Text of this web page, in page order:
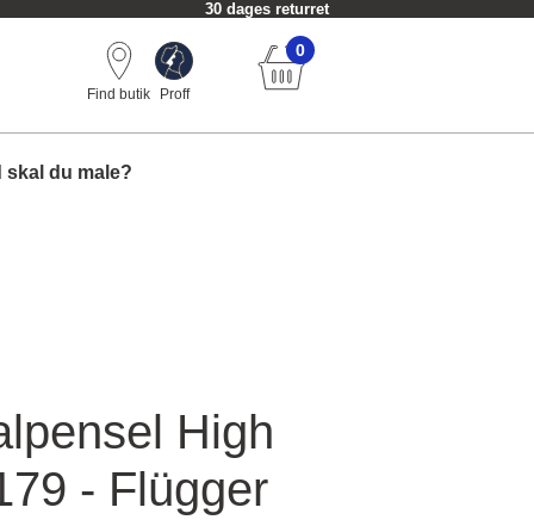
30 dages returret
Find butik Proff
0
skal du male?
High
- Flügger